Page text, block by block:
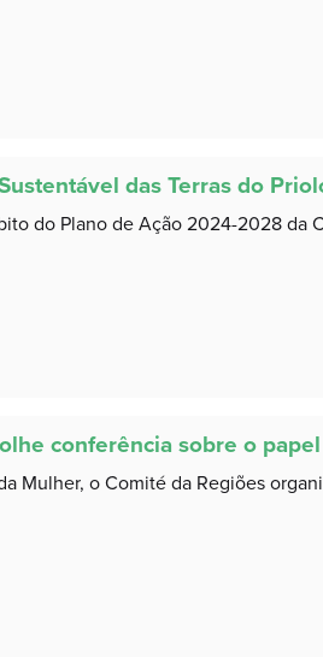
das Terras do
do Plano de Ação 2024-2028 da
conferência sobre o
Mulher, o Comité da Regiões